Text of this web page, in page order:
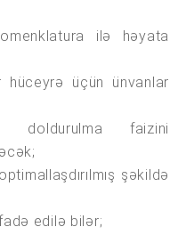
ilə həyata
hüceyrə üçün ünvanlar
doldurulma faizini
şəkildə
edilə bilər;